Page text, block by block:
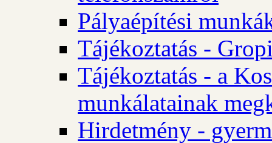
Pályaépítési
Tájékoztatás -
Tájékoztatás - a
munkálatainak
Hirdetmény -